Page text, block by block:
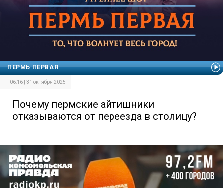
ПЕРМЬ ПЕРВАЯ
06:16 | 31 октября 2025
Почему пермские айтишники
отказываются от переезда в столицу?